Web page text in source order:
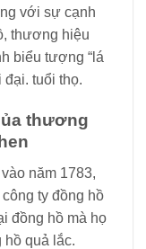
với sự cạnh
thương hiệu
biểu tượng “lá
tuổi thọ.
thương
năm 1783,
ty đồng hồ
đồng hồ mà họ
hồ quả lắc.